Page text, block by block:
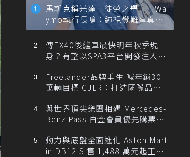
馬斯克稱光達「徒勞之舉」！Wa
ymo執行長嗆：純視覺難達真正
自動駕駛
傳EX40後繼車最快明年秋季現
身？有望以SPA3平台開發注入80
Freelander品牌重生 喊年銷30
萬輛目標 CJLR：打造國際品牌
與世界頂尖樂團相遇 Mercedes-
Benz Pass 白金會員優先購票維
動力與底盤全面進化 Aston Mart
in DB12 S 售 1,488 萬元起正式